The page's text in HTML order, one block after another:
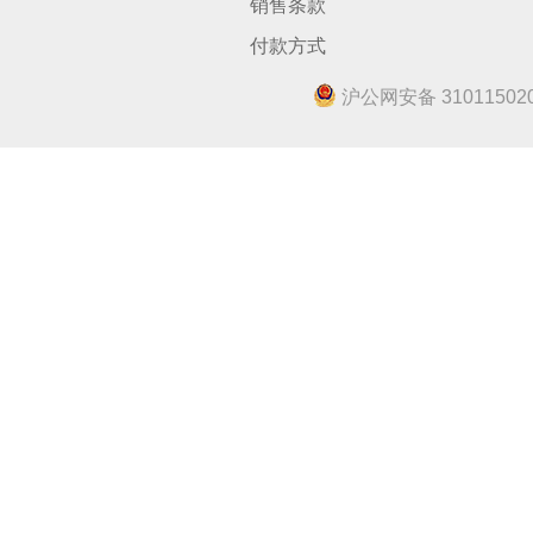
销售条款
付款方式
沪公网安备